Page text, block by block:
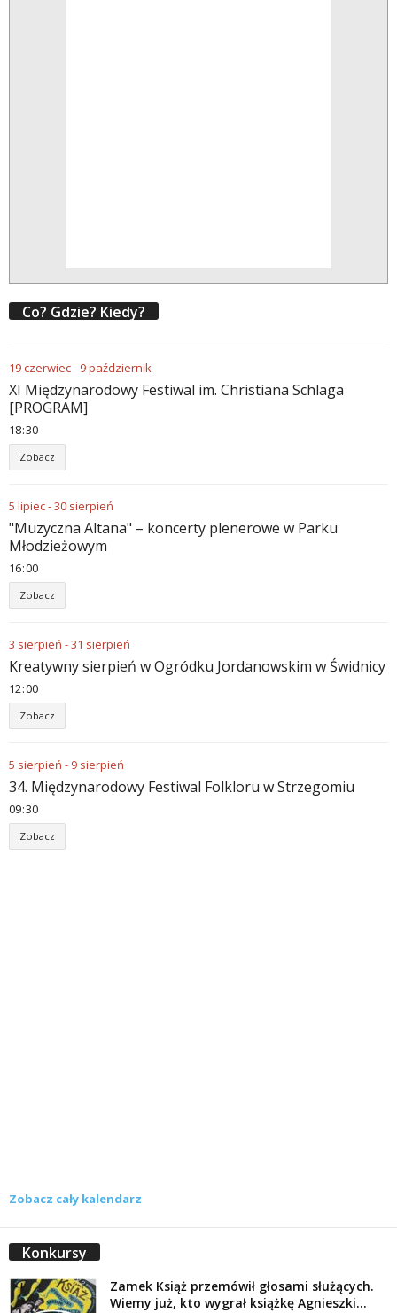
Co? Gdzie? Kiedy?
19czerwiec- 9październik
XI Międzynarodowy Festiwal im. Christiana Schlaga
[PROGRAM]
18 30
Zobacz
5 lipiec-30 sierpień
"Muzyczna Altana" – koncerty plenerowe w Parku
Młodzieżowym
16 00
Zobacz
3 sierpień -31 sierpień
Kreatywny sierpień w Ogródku Jordanowskim w Świdnicy
12 00
Zobacz
5 sierpień - 9 sierpień
34. Międzynarodowy Festiwal Folkloru w Strzegomiu
09 30
Zobacz
Zobacz cały kalendarz
Konkursy
Zamek Książ przemówił głosami służących.
Wiemy już, kto wygrał książkę Agnieszki...